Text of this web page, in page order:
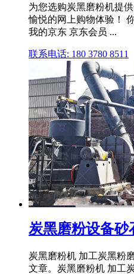
为您选购炭黑磨粉机提
愉悦的网上购物体验！
我的京东 京东会员 ...
联系电话: 180 3780 8511
炭黑磨粉设备砂
炭黑磨粉机 加工炭黑粉
文章。炭黑磨粉机 加工